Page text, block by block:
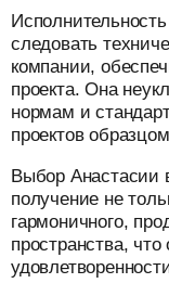
следовать
компании,
проекта. Она
нормам и
проектов
Выбор Анастасии
получение не
гармоничного,
пространства, что